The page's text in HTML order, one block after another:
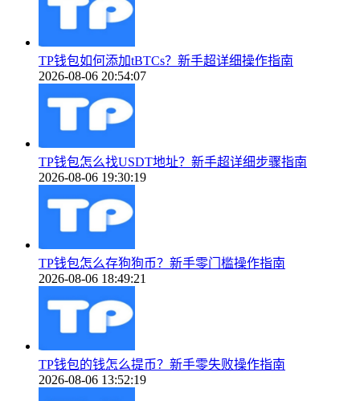
TP钱包如何添加tBTCs？新手超详细操作指南
2026-08-06 20:54:07
TP钱包怎么找USDT地址？新手超详细步骤指南
2026-08-06 19:30:19
TP钱包怎么存狗狗币？新手零门槛操作指南
2026-08-06 18:49:21
TP钱包的钱怎么提币？新手零失败操作指南
2026-08-06 13:52:19